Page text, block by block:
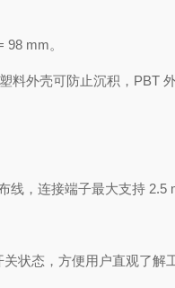
mm。
料外壳可防止沉积，PBT
线，连接端子最大支持
状态，方便用户直观了解